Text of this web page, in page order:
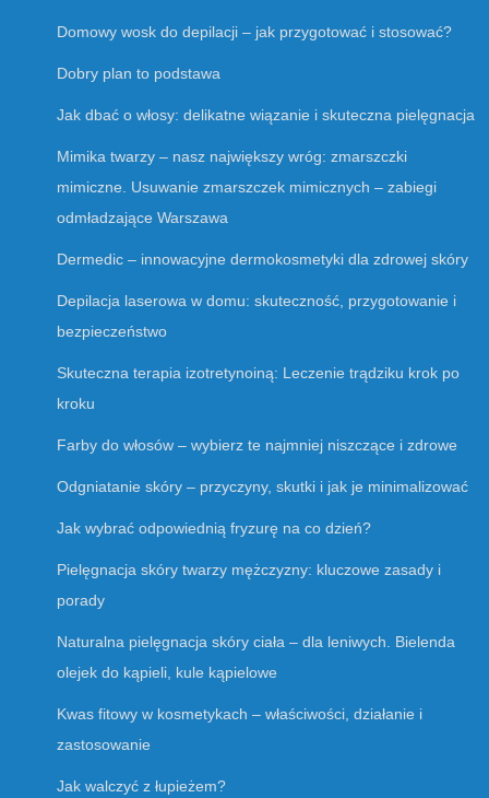
Domowy wosk do depilacji – jak przygotować i stosować?
Dobry plan to podstawa
Jak dbać o włosy: delikatne wiązanie i skuteczna pielęgnacja
Mimika twarzy – nasz największy wróg: zmarszczki
mimiczne. Usuwanie zmarszczek mimicznych – zabiegi
odmładzające Warszawa
Dermedic – innowacyjne dermokosmetyki dla zdrowej skóry
Depilacja laserowa w domu: skuteczność, przygotowanie i
bezpieczeństwo
Skuteczna terapia izotretynoiną: Leczenie trądziku krok po
kroku
Farby do włosów – wybierz te najmniej niszczące i zdrowe
Odgniatanie skóry – przyczyny, skutki i jak je minimalizować
Jak wybrać odpowiednią fryzurę na co dzień?
Pielęgnacja skóry twarzy mężczyzny: kluczowe zasady i
porady
Naturalna pielęgnacja skóry ciała – dla leniwych. Bielenda
olejek do kąpieli, kule kąpielowe
Kwas fitowy w kosmetykach – właściwości, działanie i
zastosowanie
Jak walczyć z łupieżem?